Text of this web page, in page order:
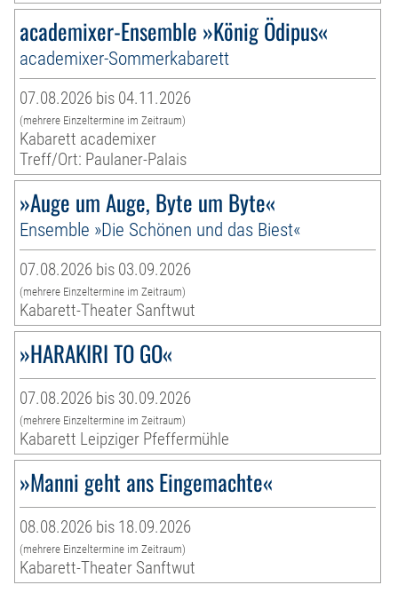
academixer-Ensemble »König Ödipus«
academixer-Sommerkabarett
07.08.2026 bis 04.11.2026
(mehrere Einzeltermine im Zeitraum)
Kabarett academixer
Treff/Ort: Paulaner-Palais
»Auge um Auge, Byte um Byte«
Ensemble »Die Schönen und das Biest«
07.08.2026 bis 03.09.2026
(mehrere Einzeltermine im Zeitraum)
Kabarett-Theater Sanftwut
»HARAKIRI TO GO«
07.08.2026 bis 30.09.2026
(mehrere Einzeltermine im Zeitraum)
Kabarett Leipziger Pfeffermühle
»Manni geht ans Eingemachte«
08.08.2026 bis 18.09.2026
(mehrere Einzeltermine im Zeitraum)
Kabarett-Theater Sanftwut